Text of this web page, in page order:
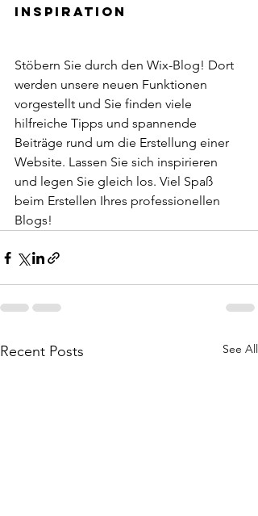
Inspiration
Stöbern Sie durch den Wix-Blog! Dort
werden unsere neuen Funktionen
vorgestellt und Sie finden viele
hilfreiche Tipps und spannende
Beiträge rund um die Erstellung einer
Website. Lassen Sie sich inspirieren
und legen Sie gleich los. Viel Spaß
beim Erstellen Ihres professionellen
Blogs!
Recent Posts See All